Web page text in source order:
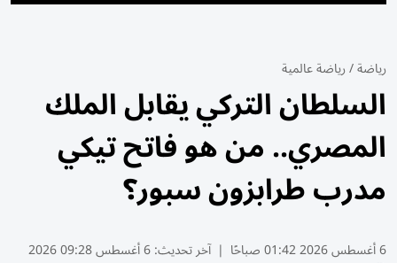
رياضة/رياضة عالمية
السلطان التركي يقابل الملك
المصري.. من هو فاتح تيكي
مدرب طرابزون سبور؟
6 أغسطس 2026 01:42 صباحًا | آخر تحديث:6 أغسطس 09:28 2026